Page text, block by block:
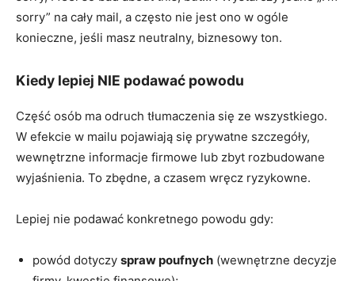
sorry” na cały mail, a często nie jest ono w ogóle
konieczne, jeśli masz neutralny, biznesowy ton.
Kiedy lepiej NIE podawać powodu
Część osób ma odruch tłumaczenia się ze wszystkiego.
W efekcie w mailu pojawiają się prywatne szczegóły,
wewnętrzne informacje firmowe lub zbyt rozbudowane
wyjaśnienia. To zbędne, a czasem wręcz ryzykowne.
Lepiej nie podawać konkretnego powodu gdy:
powód dotyczy spraw poufnych (wewnętrzne decyzje